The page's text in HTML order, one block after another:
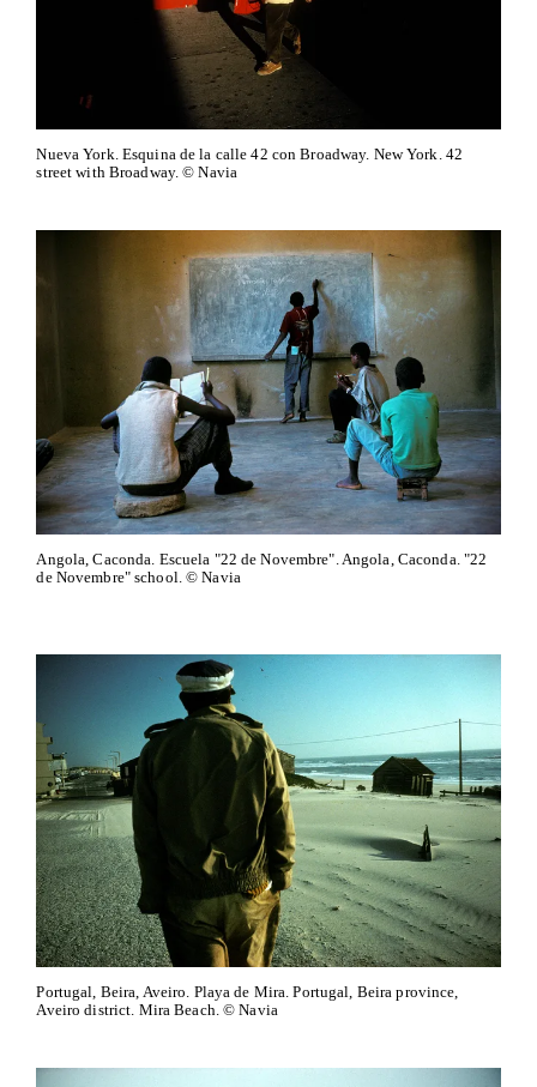
Nueva York. Esquina de la calle 42 con Broadway. New York. 42
street with Broadway. © Navia
Angola, Caconda. Escuela "22 de Novembre". Angola, Caconda. "22
de Novembre" school. © Navia
Portugal, Beira, Aveiro. Playa de Mira. Portugal, Beira province,
Aveiro district. Mira Beach. © Navia